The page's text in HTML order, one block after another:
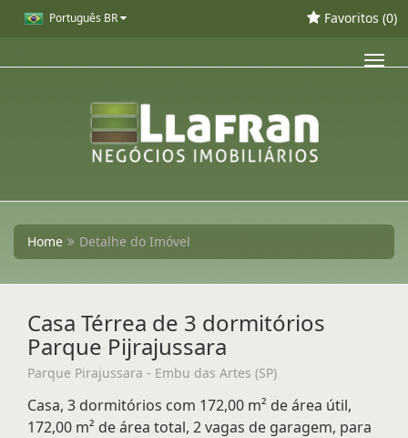
Português BR Favoritos (0)
Home Detalhe do Imóvel
Casa Térrea de 3 dormitórios
Parque Pijrajussara
Parque Pirajussara - Embu das Artes (SP)
Casa, 3 dormitórios com 172,00 m² de área útil,
172,00 m² de área total, 2 vagas de garagem, para